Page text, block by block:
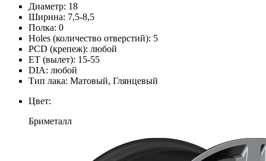
Диаметр: 18
Ширина: 7,5-8,5
Полка: 0
Holes (количество отверстий): 5
PCD (крепеж): любой
ЕТ (вылет): 15-55
DIA: любой
Тип лака: Матовый, Глянцевый
Цвет:
Бриметалл